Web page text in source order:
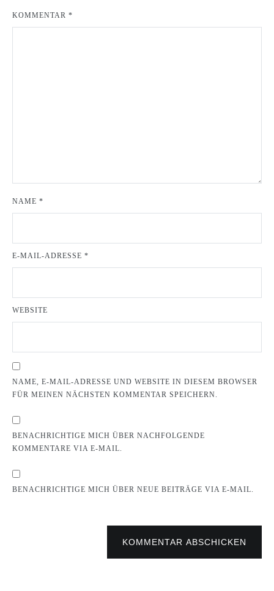
KOMMENTAR *
NAME *
E-MAIL-ADRESSE *
WEBSITE
NAME, E-MAIL-ADRESSE UND WEBSITE IN DIESEM BROWSER
FÜR MEINEN NÄCHSTEN KOMMENTAR SPEICHERN.
BENACHRICHTIGE MICH ÜBER NACHFOLGENDE
KOMMENTARE VIA E-MAIL.
BENACHRICHTIGE MICH ÜBER NEUE BEITRÄGE VIA E-MAIL.
KOMMENTAR ABSCHICKEN